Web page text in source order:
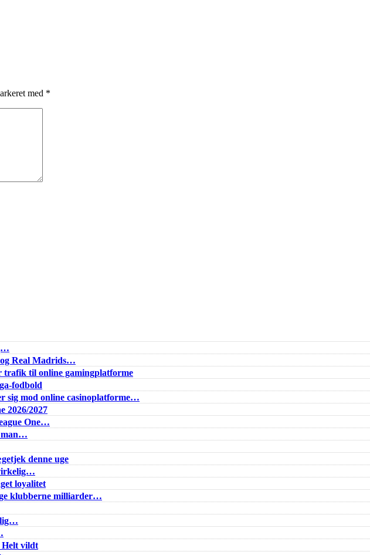
med *
Real Madrids…
trafik til online gamingplatforme
fodbold
sig mod online casinoplatforme…
2026/2027
One…
man…
denne uge
loyalitet
klubberne milliarder…
Helt vildt